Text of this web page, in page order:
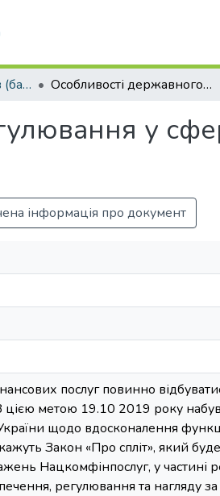
Публікації здобувачів (бакалаврів. магістрів, аспірантів) Особливості державного регулювання у сфері ринків фінансових послуг України
у
інформація про документ
послуг повинно
метою 19.10 2019 року
щодо вдосконалення
Закон «Про спліт», який
Нацкомфінпослуг, у частині
регулювання та нагляду